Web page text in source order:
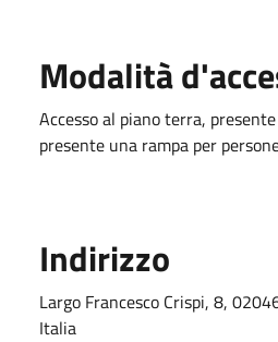
Modalità
Accesso al piano terra,
presente una rampa per
Indirizzo
Largo Francesco Crispi, 8,
Italia